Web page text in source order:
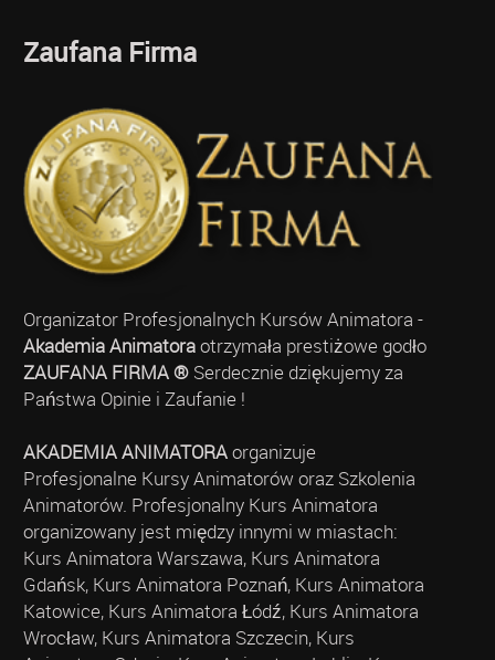
Zaufana Firma
Organizator Profesjonalnych Kursów Animatora -
Akademia Animatoraotrzymała prestiżowe godło
ZAUFANA FIRMA ®Serdecznie dziękujemy za
Państwa Opinie i Zaufanie !
AKADEMIA ANIMATORAorganizuje
Profesjonalne Kursy Animatorów oraz Szkolenia
Animatorów. Profesjonalny Kurs Animatora
organizowany jest między innymi w miastach:
Kurs Animatora Warszawa, Kurs Animatora
Gdańsk, Kurs Animatora Poznań, Kurs Animatora
Katowice, Kurs Animatora Łódź, Kurs Animatora
Wrocław, Kurs Animatora Szczecin, Kurs